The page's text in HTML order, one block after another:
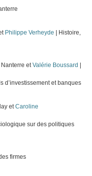
Philippe Verheyde | Histoire,
Nanterre etValérie Boussard
d’investissement et banques
etCaroline
sur des politiques
firmes